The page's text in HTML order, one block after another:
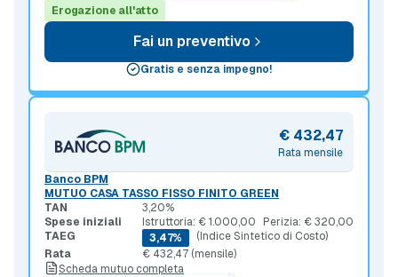
Erogazione all'atto
Fai un preventivo
Gratis e senza impegno!
Rata mensile
€ 432,47
Banco BPM
MUTUO CASA TASSO FISSO FINITO GREEN
TAN
3,20%
Spese iniziali
Istruttoria: € 1.000,00
Perizia: € 320,00
TAEG
3,47%
(Indice Sintetico di Costo)
Rata
€ 432,47 (mensile)
Scheda mutuo completa